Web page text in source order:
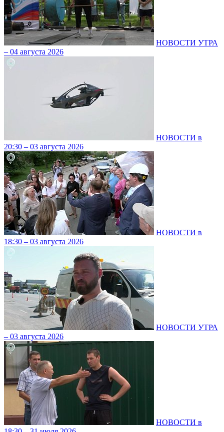
НОВОСТИ УТРА
– 04 августа 2026
НОВОСТИ в
20:30 – 03 августа 2026
НОВОСТИ в
18:30 – 03 августа 2026
НОВОСТИ УТРА
– 03 августа 2026
НОВОСТИ в